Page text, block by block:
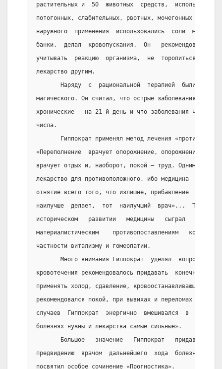
растительных и  50  животных  средств,
потогонных, слабительных, рвотных, мочегонных  и
наружного  применения  использовались  соли
банки,  делал  кровопускания.  Он   рекомендовал
учитывать  реакцию  организма,  не  торопиться,  не
лекарство другим.
Наряду  с  рациональной  терапией  были  у
магического. Он считал, что острые заболевания
хронические — на 21-й день и что заболевания чаще
числа.
Гиппократ применял метод лечения
«Переполнение  врачует опорожнение, опорожнение же
врачует отдых и, наоборот, покой — труд. Одним
лекарство для противоположного, ибо медицина  есть
отнятие всего того, что излишне, прибавление  же
наилучше  делает,  тот  наилучший  врач»...  Такой
историческом   развитии   медицины   сыграл
материалистическим    противопоставлениям
частности витализму и гомеопатии.
Много внимания Гиппократ  уделял  вопросам
кровотечения рекомендовалось придавать  конечностям
применять холод, сдавление, кровоостанавливающие,
рекомендовался покой, при вывихах и переломах —
случаев  Гиппократ  энергично  вмешивался  в
болезнях нужны и лекарства самые сильные».
Большое   значение   Гиппократ   придавал
предвидению  врачом  дальнейшего  хода  болезни.
посвятил особое сочинение «Прогностика».